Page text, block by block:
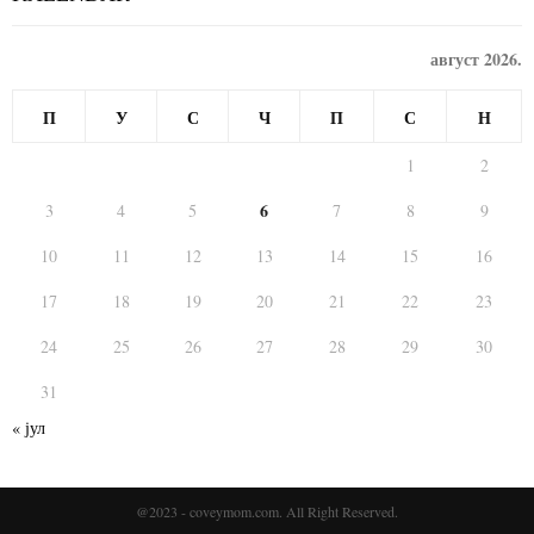
август 2026.
П У С Ч П С Н
1
2
3
4 5 6 7 8
9
10
11 12 13 14 15
16
17
18 19 20 21 22
23
24
25 26 27 28 29
30
31
« јул
@2023 - coveymom.com. All Right Reserved.